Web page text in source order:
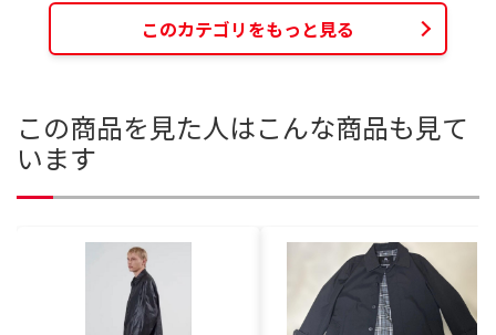
このカテゴリをもっと見る
この商品を見た人はこんな商品も見て
います